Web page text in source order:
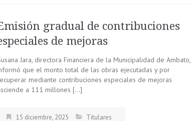
gradual de contribuciones
de mejoras
Jara, directora Financiera de la Municipalidad de Ambato,
que el monto total de las obras ejecutadas y por
mediante contribuciones especiales de mejoras
a 111 millones […]
15 diciembre, 2025 Titulares